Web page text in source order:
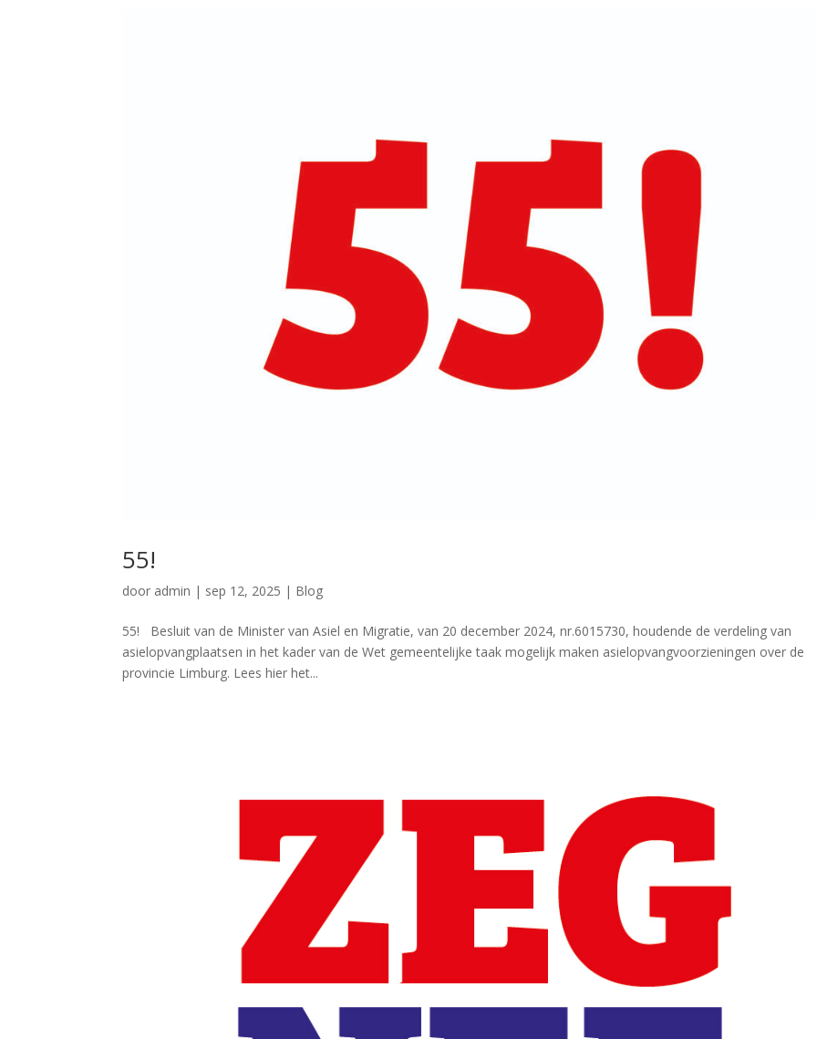
55!
door admin | sep 12, 2025 | Blog
55! Besluit van de Minister van Asiel en Migratie, van 20 december 2024, nr.6015730, houdende de verdeling van
asielopvangplaatsen in het kader van de Wet gemeentelijke taak mogelijk maken asielopvangvoorzieningen over de
provincie Limburg. Lees hier het...